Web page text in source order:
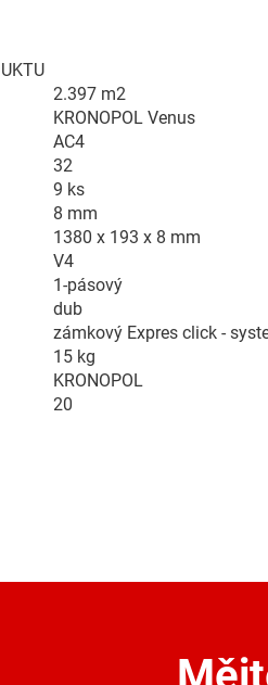
2.397 m2
KRONOPOL Venus
AC4
32
9 ks
8 mm
1380 x 193 x 8 mm
V4
1-pásový
dub
zámkový Expres click -
15 kg
KRONOPOL
20